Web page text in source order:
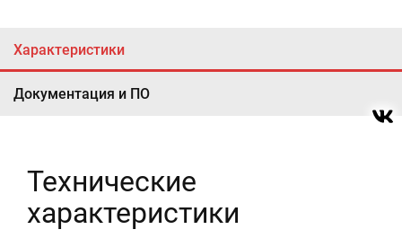
Характеристики
Документация и ПО
Технические
характеристики